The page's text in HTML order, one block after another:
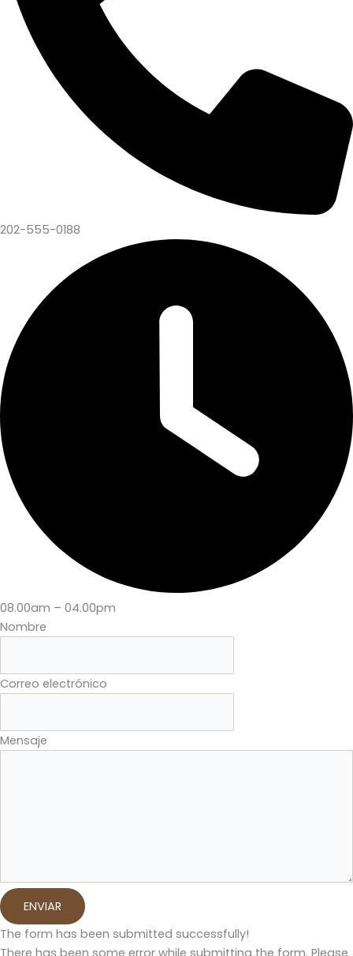
202-555-0188
08.00am – 04.00pm
Nombre
Correo electrónico
Mensaje
ENVIAR
The form has been submitted successfully!